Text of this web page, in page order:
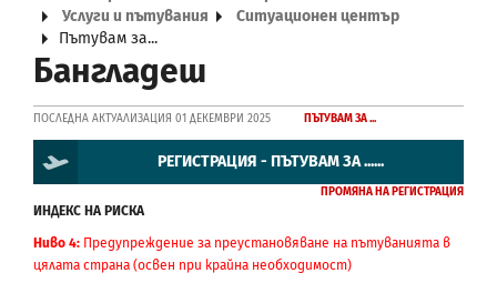
Услуги и пътувания
Ситуационен център
Пътувам за...
Бангладеш
ПОСЛЕДНА АКТУАЛИЗАЦИЯ 01 ДЕКЕМВРИ 2025 ПЪТУВАМ ЗА ...
РЕГИСТРАЦИЯ - ПЪТУВАМ ЗА ......
ПРОМЯНА НА РЕГИСТРАЦИЯ
ИНДЕКС НА РИСКА
Ниво 4: Предупреждение за преустановяване на пътуванията в
цялата страна (освен при крайна необходимост)